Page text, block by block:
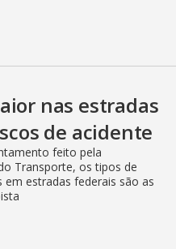
nas estradas
de acidente
feito pela
Transporte, os tipos de
estradas federais são as